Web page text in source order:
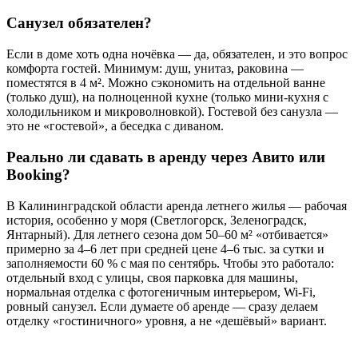
Санузел обязателен?
Если в доме хоть одна ночёвка — да, обязателен, и это вопрос
комфорта гостей. Минимум: душ, унитаз, раковина —
поместятся в 4 м². Можно сэкономить на отдельной ванне
(только душ), на полноценной кухне (только мини-кухня с
холодильником и микроволновкой). Гостевой без санузла —
это не «гостевой», а беседка с диваном.
Реально ли сдавать в аренду через Авито или
Booking?
В Калининградской области аренда летнего жилья — рабочая
история, особенно у моря (Светлогорск, Зеленоградск,
Янтарный). Для летнего сезона дом 50–60 м² «отбивается»
примерно за 4–6 лет при средней цене 4–6 тыс. за сутки и
заполняемости 60 % с мая по сентябрь. Чтобы это работало:
отдельный вход с улицы, своя парковка для машины,
нормальная отделка с фотогеничным интерьером, Wi-Fi,
ровный санузел. Если думаете об аренде — сразу делаем
отделку «гостиничного» уровня, а не «дешёвый» вариант.